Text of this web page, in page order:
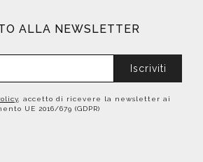
ALLA NEWSLETTER
Iscriviti
, accetto di ricevere la newsletter ai
UE 2016/679 (GDPR)